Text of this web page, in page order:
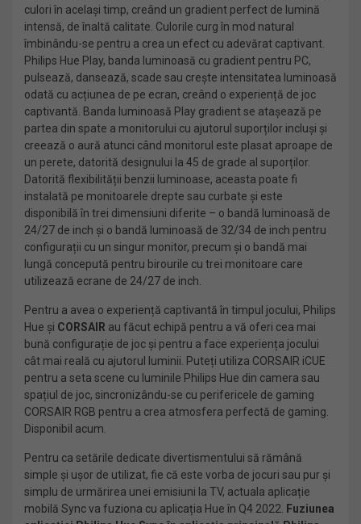
culori în același timp, creând un gradient perfect de lumină
intensă, de înaltă calitate. Culorile curg în mod natural
îmbinându-se pentru a crea un efect cu adevărat captivant.
Philips Hue Play, banda luminoasă cu gradient pentru PC,
pulsează, dansează, scade sau crește intensitatea luminoasă
odată cu acțiunea de pe ecran, creând o experiență de joc
captivantă. Banda luminoasă Play gradient se atașează pe
partea din spate a monitorului cu ajutorul suporților incluși și
creează o aură atunci când monitorul este plasat aproape de
un perete, datorită designului la 45 de grade al suporților.
Datorită flexibilității benzii luminoase, aceasta poate fi
instalată pe monitoarele drepte sau curbate și este
disponibilă în trei dimensiuni diferite – o bandă luminoasă de
24/27 de inch și o bandă luminoasă de 32/34 de inch pentru
configurații cu un singur monitor, precum și o bandă mai
lungă concepută pentru birourile cu trei monitoare care
utilizează ecrane de 24/27 de inch.
Pentru a avea o experiență captivantă în timpul jocului, Philips
Hue și CORSAIR au făcut echipă pentru a vă oferi cea mai
bună configurație de joc și pentru a face experiența jocului
cât mai reală cu ajutorul luminii. Puteți utiliza CORSAIR iCUE
pentru a seta scene cu luminile Philips Hue din camera sau
spațiul de joc, sincronizându-se cu perifericele de gaming
CORSAIR RGB pentru a crea atmosfera perfectă de gaming.
Disponibil acum.
Pentru ca setările dedicate divertismentului să rămână
simple și ușor de utilizat, fie că este vorba de jocuri sau pur și
simplu de urmărirea unei emisiuni la TV, actuala aplicație
mobilă Sync va fuziona cu aplicația Hue în Q4 2022.
Fuziunea